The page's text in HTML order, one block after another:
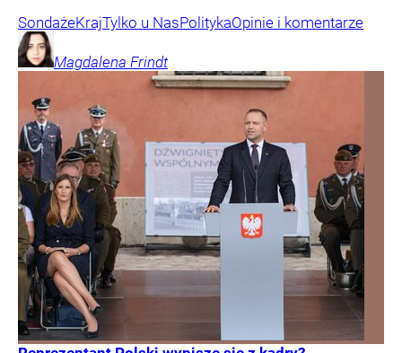
SondażeKrajTylko u NasPolitykaOpinie i komentarze
Magdalena Frindt